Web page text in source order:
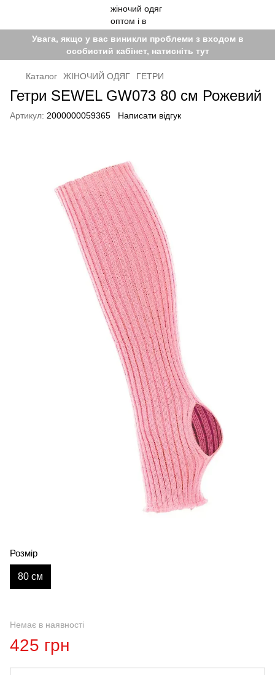
Увага, якщо у вас виникли проблеми з входом в
особистий кабінет, натисніть тут
Каталог ЖІНОЧИЙ ОДЯГ ГЕТРИ
Гетри SEWEL GW073 80 см Рожевий
Артикул: 2000000059365 Написати відгук
Розмір
80 см
Немає в наявності
425 грн